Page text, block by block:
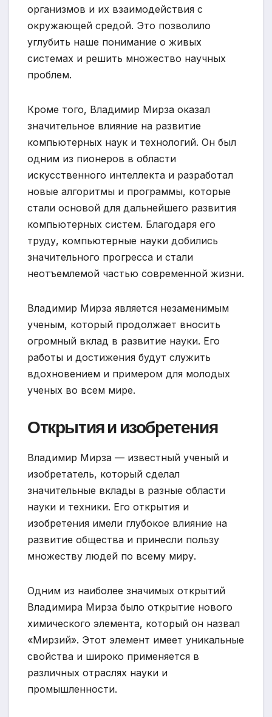
организмов и их взаимодействия с
окружающей средой. Это позволило
углубить наше понимание о живых
системах и решить множество научных
проблем.
Кроме того, Владимир Мирза оказал
значительное влияние на развитие
компьютерных наук и технологий. Он был
одним из пионеров в области
искусственного интеллекта и разработал
новые алгоритмы и программы, которые
стали основой для дальнейшего развития
компьютерных систем. Благодаря его
труду, компьютерные науки добились
значительного прогресса и стали
неотъемлемой частью современной жизни.
Владимир Мирза является незаменимым
ученым, который продолжает вносить
огромный вклад в развитие науки. Его
работы и достижения будут служить
вдохновением и примером для молодых
ученых во всем мире.
Открытия и изобретения
Владимир Мирза — известный ученый и
изобретатель, который сделал
значительные вклады в разные области
науки и техники. Его открытия и
изобретения имели глубокое влияние на
развитие общества и принесли пользу
множеству людей по всему миру.
Одним из наиболее значимых открытий
Владимира Мирза было открытие нового
химического элемента, который он назвал
«Мирзий». Этот элемент имеет уникальные
свойства и широко применяется в
различных отраслях науки и
промышленности.